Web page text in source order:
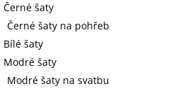
Černé šaty
Černé šaty na pohřeb
Bílé šaty
Modré šaty
Modré šaty na svatbu